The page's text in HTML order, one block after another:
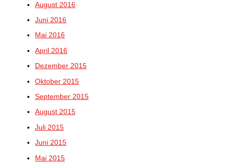
August 2016
Juni 2016
Mai 2016
April 2016
Dezember 2015
Oktober 2015
September 2015
August 2015
Juli 2015
Juni 2015
Mai 2015